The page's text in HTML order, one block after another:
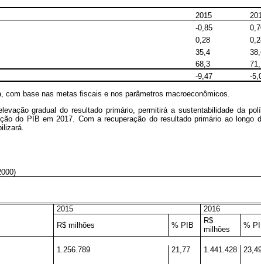
2015
-0,85
0,28
35,4
68,3
-9,47 -
com base nas metas fiscais e nos parâmetros macroeconômicos.
gradual do resultado primário, permitirá a sustentabilidade da
do PIB em 2017. Com a recuperação do resultado primário ao longo
2015
2016
R$ milhões
% PIB
R$
milhões
%
1.256.789 21,77 1.441.428